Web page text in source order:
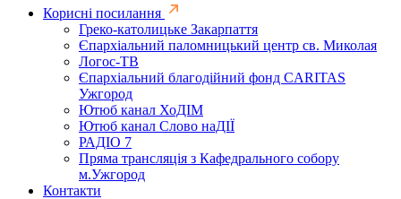
Корисні посилання
Греко-католицьке Закарпаття
Єпархіальний паломницький центр св. Миколая
Логос-ТВ
Єпархіальний благодійний фонд CARITAS
Ужгород
Ютюб канал ХоДІМ
Ютюб канал Слово наДІЇ
РАДІО 7
Пряма трансляція з Кафедрального собору
м.Ужгород
Контакти